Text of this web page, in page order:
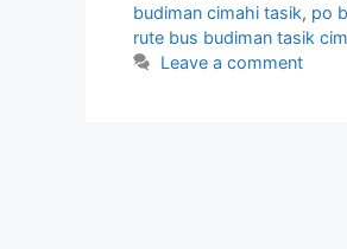
budiman cimahi tasik, po
rute bus budiman tasik
Leave a comment